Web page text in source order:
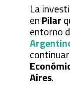
La
enPilar
entorno
Aires.